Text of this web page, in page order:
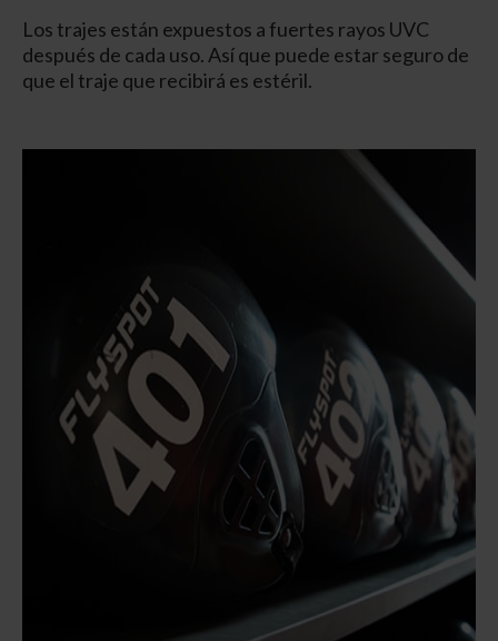
Los trajes están expuestos a fuertes rayos UVC
después de cada uso. Así que puede estar seguro de
que el traje que recibirá es estéril.